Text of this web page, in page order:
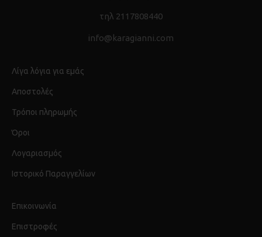
τηλ 2117808440
info@karagianni.com
Λίγα λόγια για εμάς
Αποστολές
Τρόποι πληρωμής
Όροι
Λογαριασμός
Ιστορικό Παραγγελίων
Επικοινωνία
Επιστροφές